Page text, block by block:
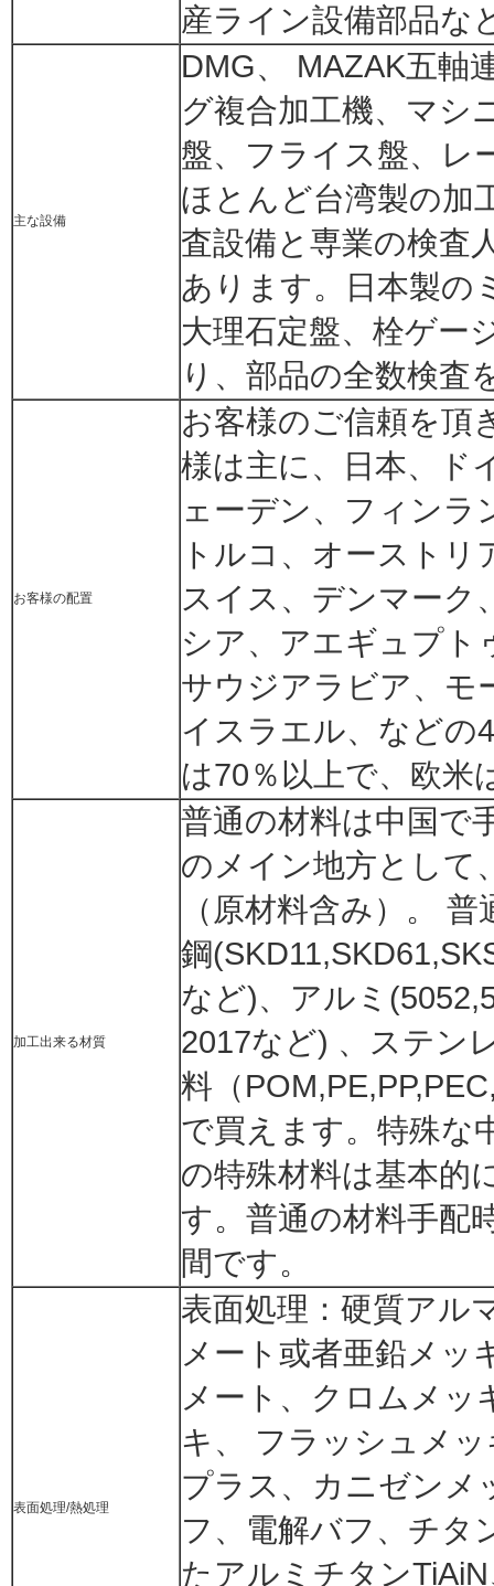
産ライン設備部品な
主な設備
DMG、 MAZAK五軸
グ複合加工機、マシ
盤、フライス盤、レ
ほとんど台湾製の加
査設備と専業の検査
あります。日本製の
大理石定盤、栓ゲー
り、部品の全数検査
お客様の配置
お客様のご信頼を頂
様は主に、日本、ド
ェーデン、フィンラ
トルコ、オースト
スイス、デンマーク
シア、アエギュプト
サウジアラビア、モ
イスラエル、など
は70％以上で、欧米
加工出来る材質
普通の材料は中国で
のメイン地方として
（原材料含み）。
鋼
など)、アルミ
2017など) 、ステン
料（
で買えます。特殊な
の特殊材料は基本的
す。普通の材料手配
間です。
表面処理/熱処理
表面処理：硬質アル
メート或者亜鉛メ
メート、クロムメッ
キ、 フラッシュメ
プラス、カニゼンメ
フ、電解バフ、チ
たアルミチタン